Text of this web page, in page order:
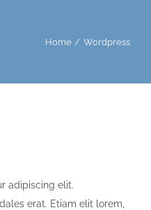
Home Wordpress
adipiscing elit.
erat. Etiam elit lorem,